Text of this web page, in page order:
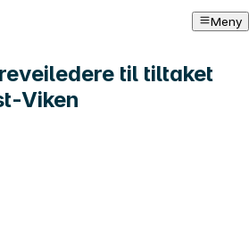
Meny
til tiltaket
Viken